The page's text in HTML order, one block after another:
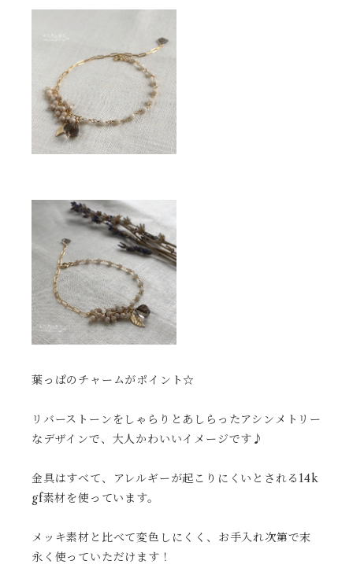
葉っぱのチャームがポイント☆
リバーストーンをしゃらりとあしらったアシンメトリー
なデザインで、大人かわいいイメージです♪
金具はすべて、アレルギーが起こりにくいとされる14k
gf素材を使っています。
メッキ素材と比べて変色しにくく、お手入れ次第で末
永く使っていただけます！